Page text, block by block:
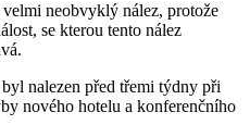
neobvyklý nález, protože
se kterou tento nález
nalezen před třemi týdny při
nového hotelu a konferenčního